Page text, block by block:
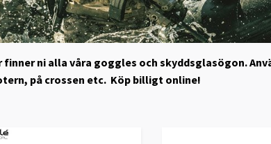
finner ni alla våra goggles och skyddsglasögon.
på crossen etc. Köp billigt online!